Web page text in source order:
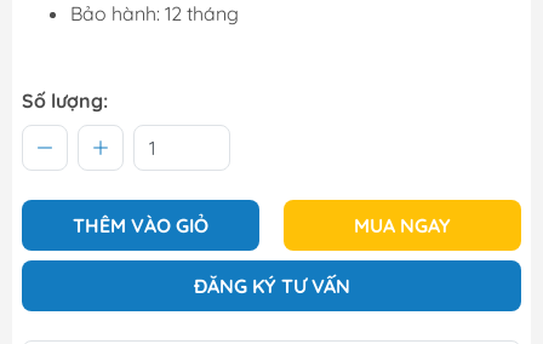
Bảo hành: 12 tháng
Số lượng:
THÊM VÀO GIỎ MUA NGAY
ĐĂNG KÝ TƯ VẤN